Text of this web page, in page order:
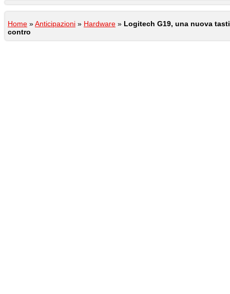
Home »Anticipazioni » Hardware » Logitech G19, una nuova
contro